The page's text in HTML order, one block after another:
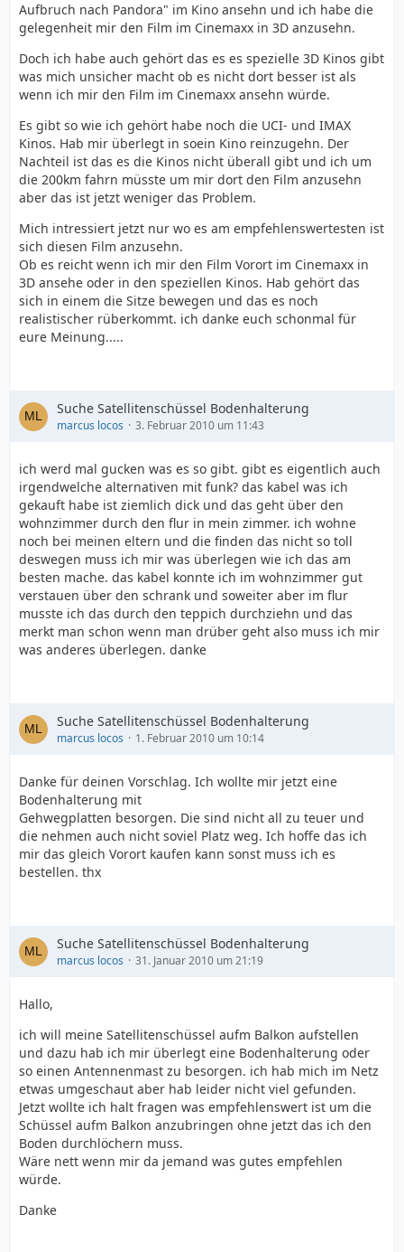
Aufbruch nach Pandora" im Kino ansehn und ich habe die
gelegenheit mir den Film im Cinemaxx in 3D anzusehn.
Doch ich habe auch gehört das es es spezielle 3D Kinos gibt
was mich unsicher macht ob es nicht dort besser ist als
wenn ich mir den Film im Cinemaxx ansehn würde.
Es gibt so wie ich gehört habe noch die UCI- und IMAX
Kinos. Hab mir überlegt in soein Kino reinzugehn. Der
Nachteil ist das es die Kinos nicht überall gibt und ich um
die 200km fahrn müsste um mir dort den Film anzusehn
aber das ist jetzt weniger das Problem.
Mich intressiert jetzt nur wo es am empfehlenswertesten ist
sich diesen Film anzusehn.
Ob es reicht wenn ich mir den Film Vorort im Cinemaxx in
3D ansehe oder in den speziellen Kinos. Hab gehört das
sich in einem die Sitze bewegen und das es noch
realistischer rüberkommt. ich danke euch schonmal für
eure Meinung.....
Suche Satellitenschüssel Bodenhalterung
marcus locos 3. Februar 2010 um 11:43
ich werd mal gucken was es so gibt. gibt es eigentlich auch
irgendwelche alternativen mit funk? das kabel was ich
gekauft habe ist ziemlich dick und das geht über den
wohnzimmer durch den flur in mein zimmer. ich wohne
noch bei meinen eltern und die finden das nicht so toll
deswegen muss ich mir was überlegen wie ich das am
besten mache. das kabel konnte ich im wohnzimmer gut
verstauen über den schrank und soweiter aber im flur
musste ich das durch den teppich durchziehn und das
merkt man schon wenn man drüber geht also muss ich mir
was anderes überlegen. danke
Suche Satellitenschüssel Bodenhalterung
marcus locos 1. Februar 2010 um 10:14
Danke für deinen Vorschlag. Ich wollte mir jetzt eine
Bodenhalterung mit
Gehwegplatten besorgen. Die sind nicht all zu teuer und
die nehmen auch nicht soviel Platz weg. Ich hoffe das ich
mir das gleich Vorort kaufen kann sonst muss ich es
bestellen. thx
Suche Satellitenschüssel Bodenhalterung
marcus locos 31. Januar 2010 um 21:19
Hallo,
ich will meine Satellitenschüssel aufm Balkon aufstellen
und dazu hab ich mir überlegt eine Bodenhalterung oder
so einen Antennenmast zu besorgen. ich hab mich im Netz
etwas umgeschaut aber hab leider nicht viel gefunden.
Jetzt wollte ich halt fragen was empfehlenswert ist um die
Schüssel aufm Balkon anzubringen ohne jetzt das ich den
Boden durchlöchern muss.
Wäre nett wenn mir da jemand was gutes empfehlen
würde.
Danke